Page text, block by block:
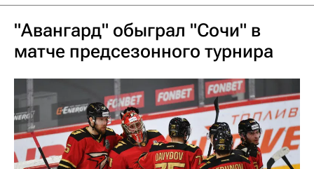
"Авангард" обыграл "Сочи" в
матче предсезонного турнира